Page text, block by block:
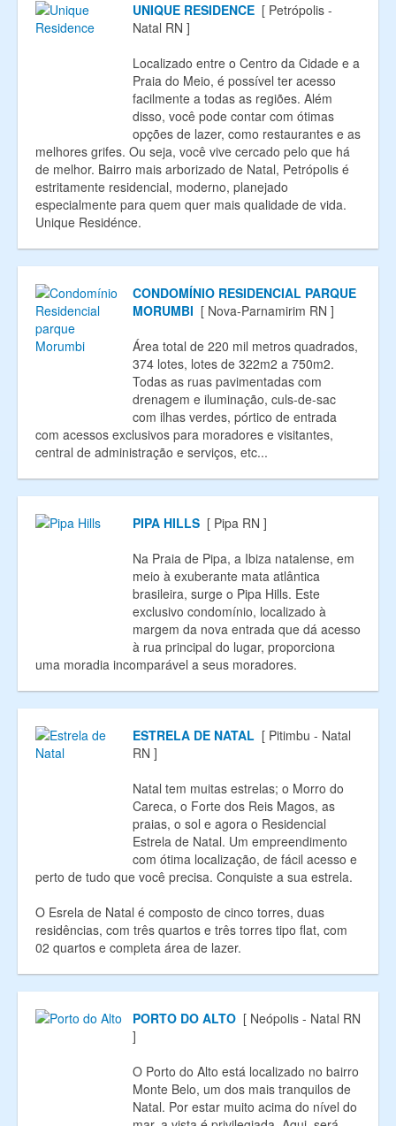
UNIQUE RESIDENCE [ Petrópolis -
Natal RN ]
Localizado entre o Centro da Cidade e a
Praia do Meio, é possível ter acesso
facilmente a todas as regiões. Além
disso, você pode contar com ótimas
opções de lazer, como restaurantes e as
melhores grifes. Ou seja, você vive cercado pelo que há
de melhor. Bairro mais arborizado de Natal, Petrópolis é
estritamente residencial, moderno, planejado
especialmente para quem quer mais qualidade de vida.
Unique Residénce.
CONDOMÍNIO RESIDENCIAL PARQUE
MORUMBI [ Nova-Parnamirim RN ]
Área total de 220 mil metros quadrados,
374 lotes, lotes de 322m2 a 750m2.
Todas as ruas pavimentadas com
drenagem e iluminação, culs-de-sac
com ilhas verdes, pórtico de entrada
com acessos exclusivos para moradores e visitantes,
central de administração e serviços, etc...
PIPA HILLS [ Pipa RN ]
Na Praia de Pipa, a Ibiza natalense, em
meio à exuberante mata atlântica
brasileira, surge o Pipa Hills. Este
exclusivo condomínio, localizado à
margem da nova entrada que dá acesso
à rua principal do lugar, proporciona
uma moradia incomparável a seus moradores.
ESTRELA DE NATAL [ Pitimbu - Natal
RN ]
Natal tem muitas estrelas; o Morro do
Careca, o Forte dos Reis Magos, as
praias, o sol e agora o Residencial
Estrela de Natal. Um empreendimento
com ótima localização, de fácil acesso e
perto de tudo que você precisa. Conquiste a sua estrela.
O Esrela de Natal é composto de cinco torres, duas
residências, com três quartos e três torres tipo flat, com
02 quartos e completa área de lazer.
PORTO DO ALTO [ Neópolis - Natal RN
]
O Porto do Alto está localizado no bairro
Monte Belo, um dos mais tranquilos de
Natal. Por estar muito acima do nível do